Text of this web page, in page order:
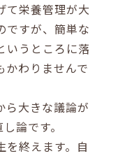
て栄養管理が大
ですが、簡単な
いうところに落
かわりませんで
ら大きな議論が
論です。
終えます。自